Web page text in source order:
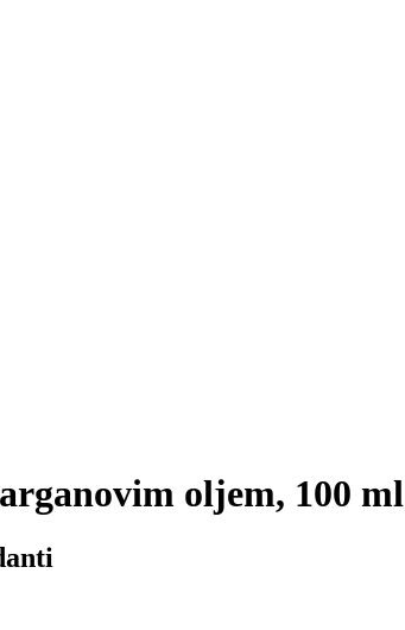
oljem, 100 ml